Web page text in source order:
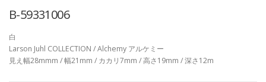
B-59331006
白
Larson Juhl COLLECTION / Alchemy アルケミー
見え幅28mmm / 幅21mm / カカリ7mm / 高さ19mm / 深さ12m